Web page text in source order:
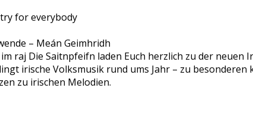
for everybody
– Meán Geimhridh
raj Die Saitnpfeifn laden Euch herzlich zu der neuen
irische Volksmusik rund ums Jahr – zu
zu irischen Melodien.